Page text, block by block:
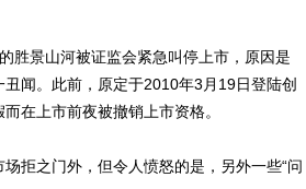
景山河被证监会紧急叫停上市，原因是
闻。此前，原定于2010年3月19日登陆创
在上市前夜被撤销上市资格。
之门外，但令人愤怒的是，另外一些“问